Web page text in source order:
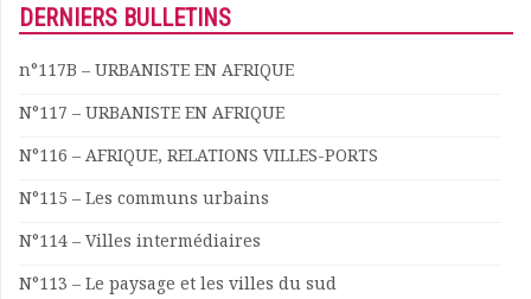
DERNIERS BULLETINS
n°117B – URBANISTE EN AFRIQUE
N°117 – URBANISTE EN AFRIQUE
N°116 – AFRIQUE, RELATIONS VILLES-PORTS
N°115 – Les communs urbains
N°114 – Villes intermédiaires
N°113 – Le paysage et les villes du sud